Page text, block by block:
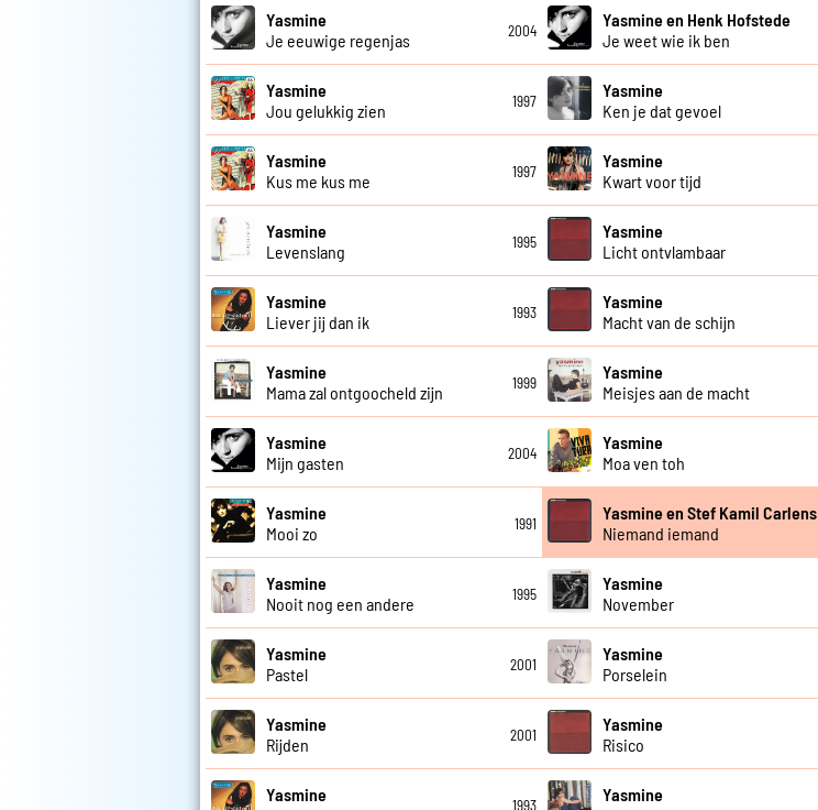
Yasmine
Je eeuwige regenjas
2004
Yasmine en Henk Hofstede
Je weet wie ik ben
Yasmine
Jou gelukkig zien
1997
Yasmine
Ken je dat gevoel
Yasmine
Kus me kus me
1997
Yasmine
Kwart voor tijd
Yasmine
Levenslang
1995
Yasmine
Licht ontvlambaar
Yasmine
Liever jij dan ik
1993
Yasmine
Macht van de schijn
Yasmine
Mama zal ontgoocheld zijn
1999
Yasmine
Meisjes aan de macht
Yasmine
Mijn gasten
2004
Yasmine
Moa ven toh
Yasmine
Mooi zo
1991
Yasmine en Stef Kamil Carlens
Niemand iemand
Yasmine
Nooit nog een andere
1995
Yasmine
November
Yasmine
Pastel
2001
Yasmine
Porselein
Yasmine
Rijden
2001
Yasmine
Risico
Yasmine
1993
Yasmine